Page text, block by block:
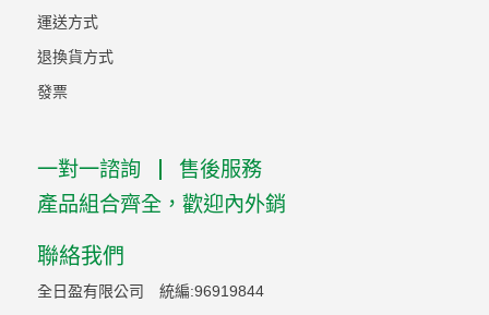
運送方式
退換貨方式
發票
一對一諮詢
售後服務
產品組合齊全，歡迎內外銷
聯絡我們
全日盈有限公司 統編:96919844